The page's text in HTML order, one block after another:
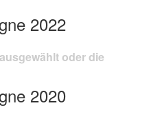
2022
oder die
2020